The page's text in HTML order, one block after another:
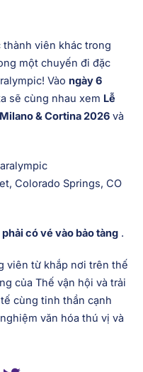
thành viên khác trong
một chuyến đi đặc
Vào ngày 6
sẽ cùng nhau xem Lễ
& Cortina 2026 và
Colorado Springs, CO
có vé vào bảo tàng .
viên từ khắp nơi trên thế
của Thế vận hội và trải
cùng tinh thần cạnh
văn hóa thú vị và